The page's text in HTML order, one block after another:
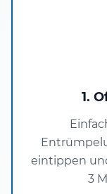
1.
eintippen
3